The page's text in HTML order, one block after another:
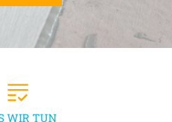
WIR TUN